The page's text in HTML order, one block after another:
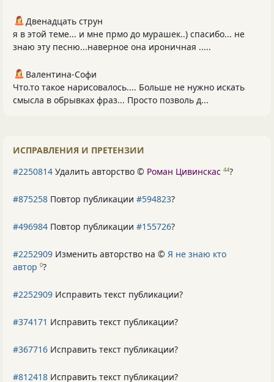
Двенадцать струн
я в этой теме... и мне прмо до мурашек..) спасибо... не
знаю эту песню...наверное она ироничная .....
Валентина-Софи
Что.то такое нарисовалось.... Больше не нужно искать
смысла в обрывках фраз... Просто позволь д...
ИСПРАВЛЕНИЯ И ПРЕТЕНЗИИ
#2250814 Удалить авторство © Роман Цивинскас 44?
#875258 Повтор публикации #594823?
#496984 Повтор публикации #155726?
#2252909 Изменить авторство на © Я не знаю кто
автор 0?
#2252909 Исправить текст публикации?
#374171 Исправить текст публикации?
#367716 Исправить текст публикации?
#812418 Исправить текст публикации?